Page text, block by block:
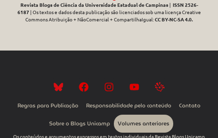
Revista Blogs de Ciência da Universidade Estadual de Campinas| ISSN 2526-
6187| Os textos e dados desta publicação são licenciados sob uma licença Creative
Commons Atribuição + NãoComercial + CompartilhaIgual:CC BY-NC-SA 4.0.
Regras para Publicação Responsabilidade pelo conteúdo Contato
Sobre o Blogs Unicamp Volumes anteriores
Os conteúdos e argumentos expressos em textos individuais da Revista Blogs Unicamp